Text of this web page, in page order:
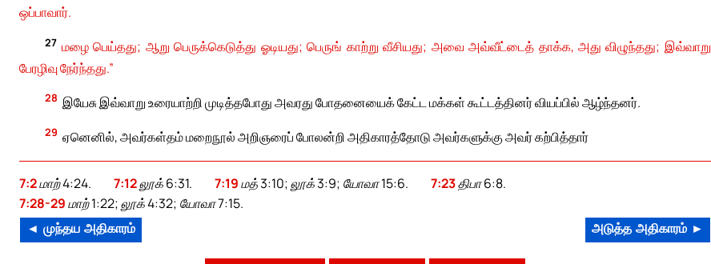
ஒப்பாவார்.
27 மழை பெய்தது; ஆறு பெருக்கெடுத்து ஓடியது; பெருங் காற்று வீசியது; அவை அவ்வீட்டைத் தாக்க, அது விழுந்தது; இவ்வாறு
பேரழிவு நேர்ந்தது.”
28 இயேசு இவ்வாறு உரையாற்றி முடித்தபோது அவரது போதனையைக் கேட்ட மக்கள் கூட்டத்தினர் வியப்பில் ஆழ்ந்தனர்.
29 ஏனெனில், அவர்கள்தம் மறைநூல் அறிஞரைப் போலன்றி அதிகாரத்தோடு அவர்களுக்கு அவர் கற்பித்தார்
7:2மாற் 4:24. 7:12லூக் 6:31. 7:19மத் 3:10; லூக் 3:9; யோவா 15:6. 7:23திபா 6:8.
7:28-29மாற் 1:22; லூக் 4:32; யோவா 7:15.
◄ முந்தய அதிகாரம் அடுத்த அதிகாரம் ►